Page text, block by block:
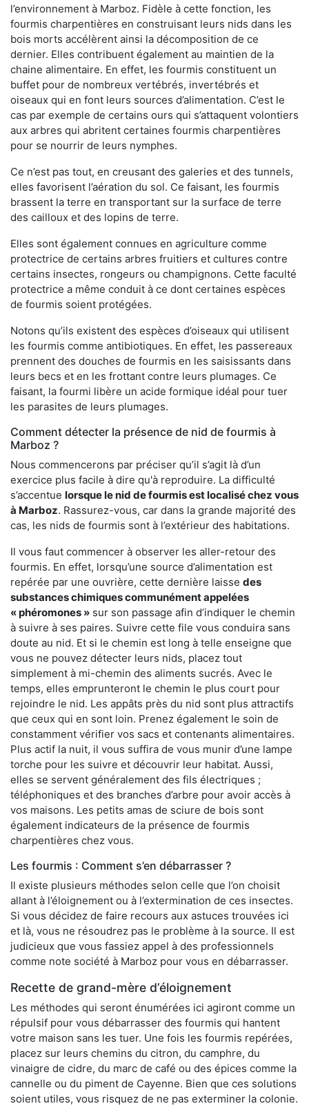
l’environnement à Marboz. Fidèle à cette fonction, les
fourmis charpentières en construisant leurs nids dans les
bois morts accélèrent ainsi la décomposition de ce
dernier. Elles contribuent également au maintien de la
chaine alimentaire. En effet, les fourmis constituent un
buffet pour de nombreux vertébrés, invertébrés et
oiseaux qui en font leurs sources d’alimentation. C’est le
cas par exemple de certains ours qui s’attaquent volontiers
aux arbres qui abritent certaines fourmis charpentières
pour se nourrir de leurs nymphes.
Ce n’est pas tout, en creusant des galeries et des tunnels,
elles favorisent l’aération du sol. Ce faisant, les fourmis
brassent la terre en transportant sur la surface de terre
des cailloux et des lopins de terre.
Elles sont également connues en agriculture comme
protectrice de certains arbres fruitiers et cultures contre
certains insectes, rongeurs ou champignons. Cette faculté
protectrice a même conduit à ce dont certaines espèces
de fourmis soient protégées.
Notons qu’ils existent des espèces d’oiseaux qui utilisent
les fourmis comme antibiotiques. En effet, les passereaux
prennent des douches de fourmis en les saisissants dans
leurs becs et en les frottant contre leurs plumages. Ce
faisant, la fourmi libère un acide formique idéal pour tuer
les parasites de leurs plumages.
Comment détecter la présence de nid de fourmis à
Marboz ?
Nous commencerons par préciser qu’il s’agit là d’un
exercice plus facile à dire qu'à reproduire. La difficulté
s’accentue lorsque le nid de fourmis est localisé chez vous
à Marboz. Rassurez-vous, car dans la grande majorité des
cas, les nids de fourmis sont à l’extérieur des habitations.
Il vous faut commencer à observer les aller-retour des
fourmis. En effet, lorsqu’une source d’alimentation est
repérée par une ouvrière, cette dernière laisse des
substances chimiques communément appelées
« phéromones » sur son passage afin d’indiquer le chemin
à suivre à ses paires. Suivre cette file vous conduira sans
doute au nid. Et si le chemin est long à telle enseigne que
vous ne pouvez détecter leurs nids, placez tout
simplement à mi-chemin des aliments sucrés. Avec le
temps, elles emprunteront le chemin le plus court pour
rejoindre le nid. Les appâts près du nid sont plus attractifs
que ceux qui en sont loin. Prenez également le soin de
constamment vérifier vos sacs et contenants alimentaires.
Plus actif la nuit, il vous suffira de vous munir d’une lampe
torche pour les suivre et découvrir leur habitat. Aussi,
elles se servent généralement des fils électriques ;
téléphoniques et des branches d’arbre pour avoir accès à
vos maisons. Les petits amas de sciure de bois sont
également indicateurs de la présence de fourmis
charpentières chez vous.
Les fourmis : Comment s’en débarrasser ?
Il existe plusieurs méthodes selon celle que l’on choisit
allant à l’éloignement ou à l’extermination de ces insectes.
Si vous décidez de faire recours aux astuces trouvées ici
et là, vous ne résoudrez pas le problème à la source. Il est
judicieux que vous fassiez appel à des professionnels
comme note société à Marboz pour vous en débarrasser.
Recette de grand-mère d’éloignement
Les méthodes qui seront énumérées ici agiront comme un
répulsif pour vous débarrasser des fourmis qui hantent
votre maison sans les tuer. Une fois les fourmis repérées,
placez sur leurs chemins du citron, du camphre, du
vinaigre de cidre, du marc de café ou des épices comme la
cannelle ou du piment de Cayenne. Bien que ces solutions
soient utiles, vous risquez de ne pas exterminer la colonie.